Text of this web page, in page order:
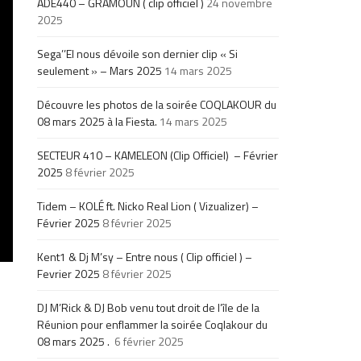
2025
Sega’’El nous dévoile son dernier clip « Si
seulement » – Mars 2025 14 mars 2025
Découvre les photos de la soirée COQLAKOUR du
08 mars 2025 à la Fiesta. 14 mars 2025
SECTEUR 410 – KAMELEON (Clip Officiel) – Février
2025 8 février 2025
Tidem – KOLÉ ft. Nicko Real Lion ( Vizualizer) –
Février 2025 8 février 2025
Kent1 & Dj M’sy – Entre nous ( Clip officiel ) –
Fevrier 2025 8 février 2025
DJ M’Rick & DJ Bob venu tout droit de l’île de la
Réunion pour enflammer la soirée Coqlakour du
08 mars 2025 . 6 février 2025